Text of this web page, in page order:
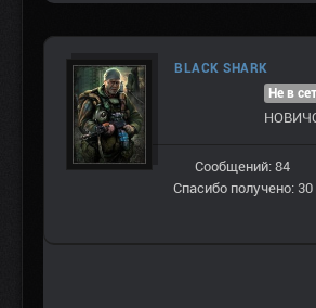
BLACK SHARK
Не в
Сообщений: 84
Спасибо получено: 30